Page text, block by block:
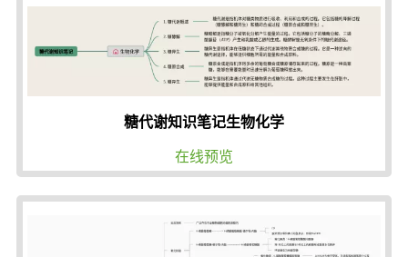
糖代谢知识笔记生物化学
在线预览